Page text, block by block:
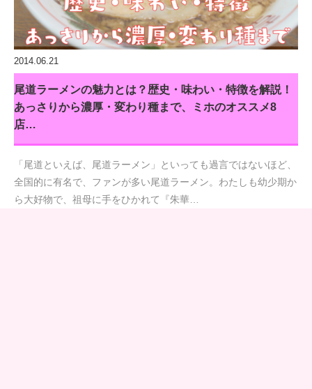
2014.06.21
尾道ラーメンの魅力とは？歴史・味わい・特徴を解説！
あっさりから濃厚・変わり種まで、ミホのオススメ8
店…
「尾道といえば、尾道ラーメン」といっても過言ではないほど、
全国的に有名で、ファンが多い尾道ラーメン。わたしも幼少期か
ら大好物で、祖母に手をひかれて『朱華…